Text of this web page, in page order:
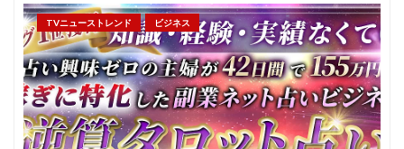
TVニューストレンド ビジネス